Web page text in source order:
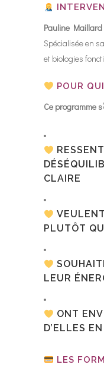
Pauline Maillard
Spécialisée en
et biologies
POUR
Ce programme
CLAIRE
PLUTÔT
LEUR
ONT
D’ELLES
LES